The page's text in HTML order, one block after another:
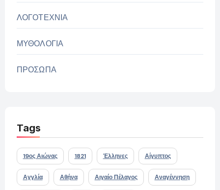
ΛΟΓΟΤΕΧΝΙΑ
ΜΥΘΟΛΟΓΙΑ
ΠΡΟΣΩΠΑ
Tags
19ος Αιώνας 1821 Έλληνες Αίγυπτος
Αγγλία Αθήνα Αιγαίο Πέλαγος Αναγέννηση